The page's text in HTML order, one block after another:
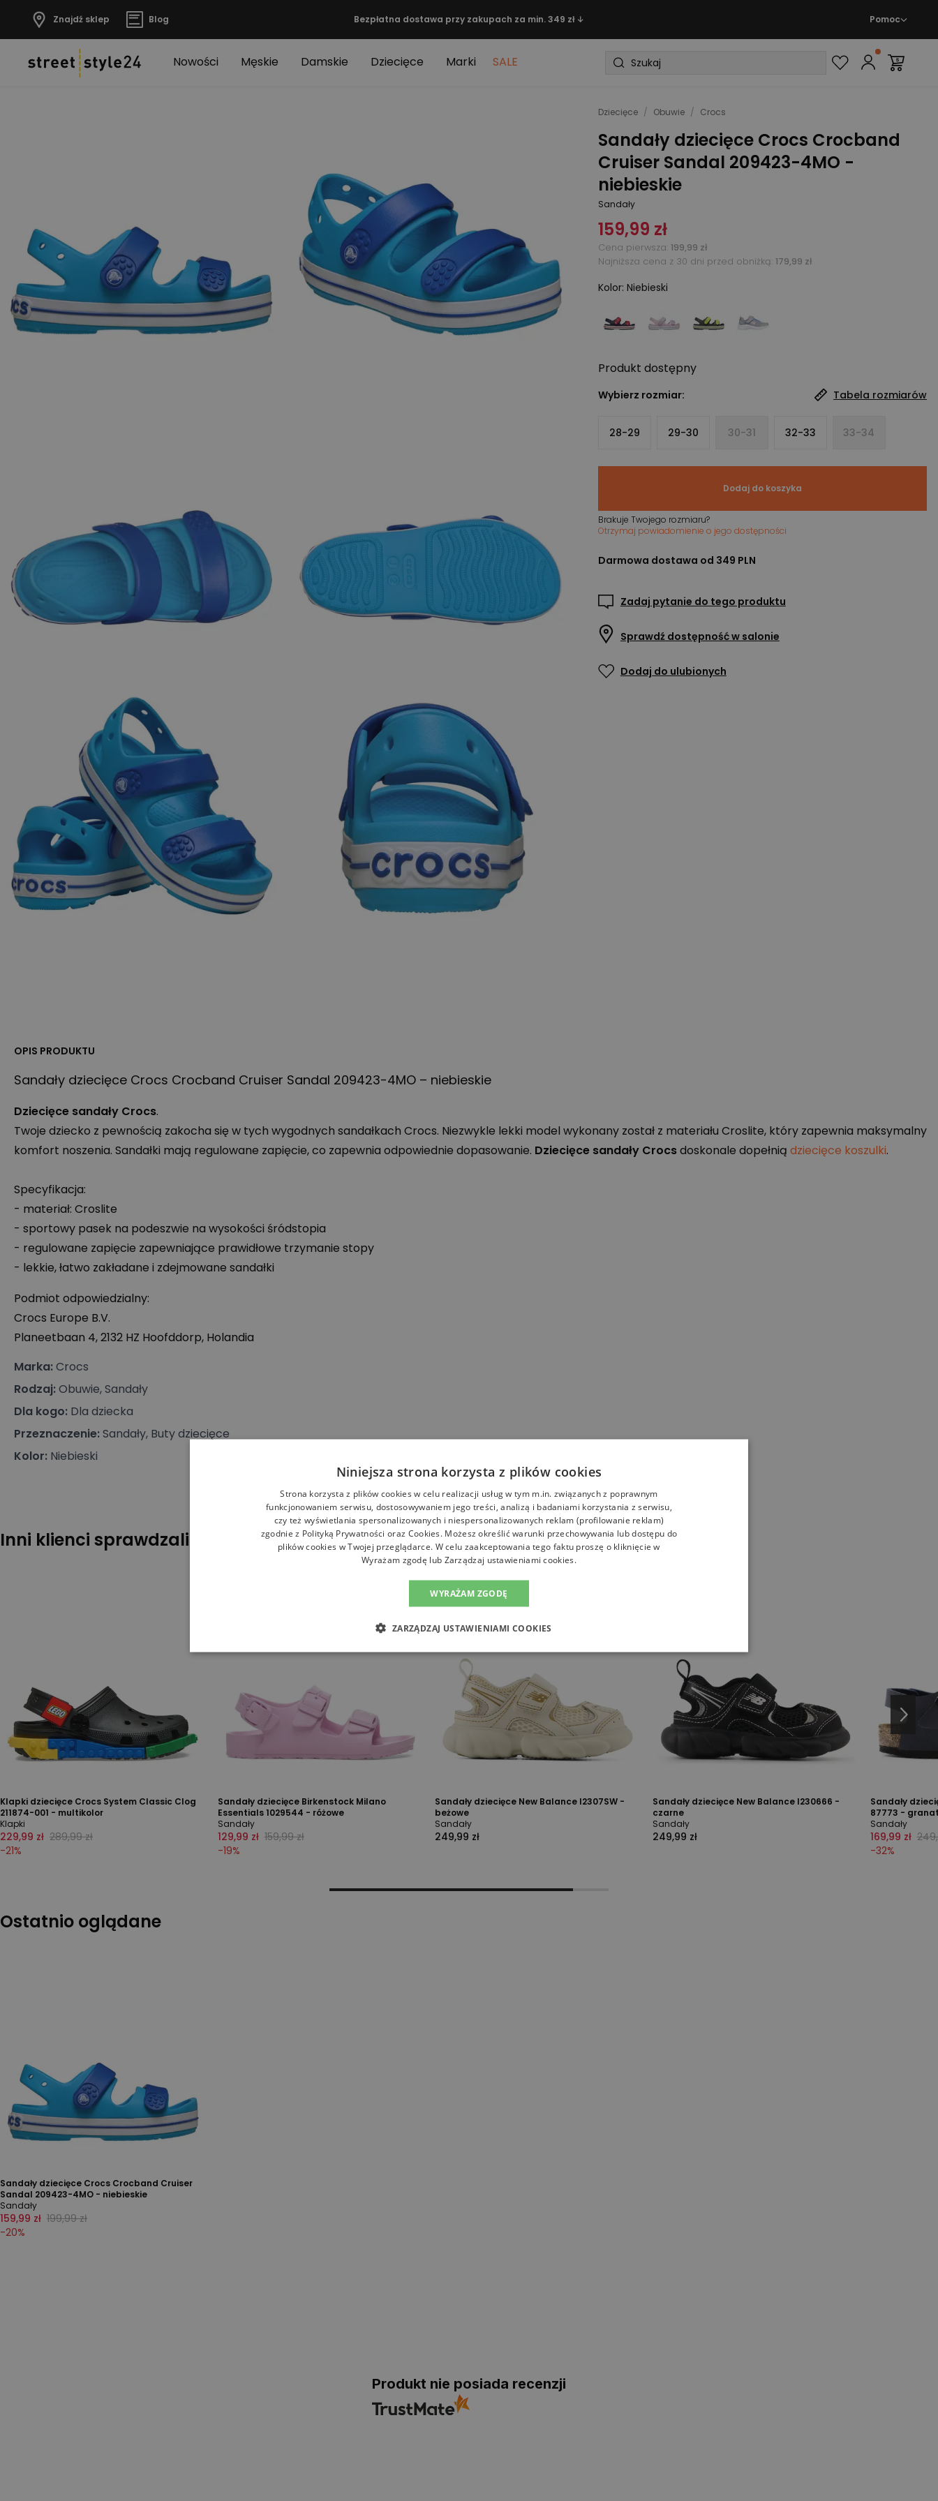
Znajdź sklep Blog Bezpłatna dostawa przy zakupach za min. 349 zł ↓ Pomoc
Nowości Męskie Damskie Dziecięce Marki SALE
Dziecięce / Obuwie / Crocs
Sandały dziecięce Crocs Crocband
Cruiser Sandal 209423-4MO -
niebieskie
Sandały
159,99 zł
Cena pierwsza 199,99 zł
Najniższa cena z 30 dni przed obniżką: 179,99 zł
Kolor: Niebieski
Produkt dostępny
Wybierz rozmiar: Tabela rozmiarów
28-29 29-30 30-31 32-33 33-34
Dodaj do koszyka
Brakuje Twojego rozmiaru?
Otrzymaj powiadomienie o jego dostępności
Darmowa dostawa od 349 PLN
Zadaj pytanie do tego produktu
Sprawdź dostępność w salonie
Dodaj do ulubionych
OPIS PRODUKTU
Sandały dziecięce Crocs Crocband Cruiser Sandal 209423-4MO – niebieskie
Dziecięce sandały Crocs.
Twoje dziecko z pewnością zakocha się w tych wygodnych sandałkach Crocs. Niezwykle lekki model wykonany został z materiału Croslite, który zapewnia maksymalny
komfort noszenia. Sandałki mają regulowane zapięcie, co zapewnia odpowiednie dopasowanie. Dziecięce sandały Crocsdoskonale dopełnią dziecięce koszulki.
Specyfikacja:
- materiał: Croslite
- sportowy pasek na podeszwie na wysokości śródstopia
- regulowane zapięcie zapewniające prawidłowe trzymanie stopy
- lekkie, łatwo zakładane i zdejmowane sandałki
Podmiot odpowiedzialny:
Crocs Europe B.V.
Planeetbaan 4, 2132 HZ Hoofddorp, Holandia
Marka:Crocs
Rodzaj:Obuwie, Sandały
Dla kogo: Dla dziecka
Przeznaczenie:Sandały, Buty dziecięce
Kolor: Niebieski
Inni klienci sprawdzali również
Klapki dziecięce Crocs System Classic Clog
211874-001 - multikolor
Klapki
229,99 zł 289,99 zł
-21%
Sandały dziecięce Birkenstock Milano
Essentials 1029544 - różowe
Sandały
129,99 zł 159,99 zł
-19%
Sandały dziecięce New Balance I2307SW -
beżowe
Sandały
249,99 zł
Sandały dziecięce New Balance I230666 -
czarne
Sandały
249,99 zł
Sandały
87773 -
Sandały
169,99 zł
-32%
Ostatnio oglądane
Sandały dziecięce Crocs Crocband Cruiser
Sandal 209423-4MO - niebieskie
Sandały
159,99 zł 199,99 zł
-20%
Produkt nie posiada recenzji
Niniejsza strona korzysta z plików cookies
Strona korzysta z plików cookies w celu realizacji usług w tym m.in. związanych z poprawnym
funkcjonowaniem serwisu, dostosowywaniem jego treści, analizą i badaniami korzystania z serwisu,
czy też wyświetlania spersonalizowanych i niespersonalizowanych reklam (profilowanie reklam)
zgodnie z Polityką Prywatności oraz Cookies. Możesz określić warunki przechowywania lub dostępu do
plików cookies w Twojej przeglądarce. W celu zaakceptowania tego faktu proszę o kliknięcie w
Wyrażam zgodę lub Zarządzaj ustawieniami cookies.
WYRAŻAM ZGODĘ
ZARZĄDZAJ USTAWIENIAMI COOKIES